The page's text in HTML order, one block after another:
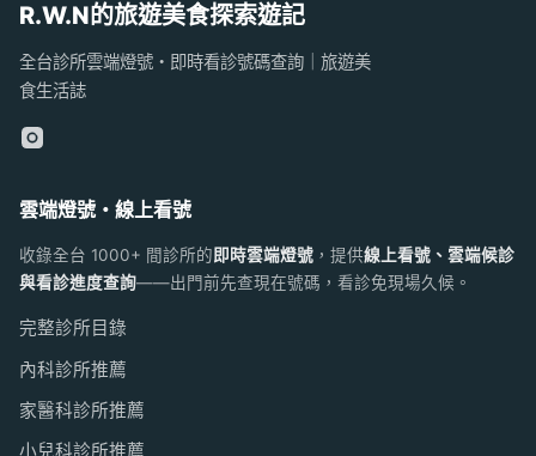
R.W.N的旅遊美食探索遊記
全台診所雲端燈號・即時看診號碼查詢｜旅遊美
食生活誌
雲端燈號・線上看號
收錄全台 1000+ 間診所的即時雲端燈號 ，提供線上看號、雲端候診
與看診進度查詢——出門前先查現在號碼，看診免現場久候。
完整診所目錄
內科診所推薦
家醫科診所推薦
小兒科診所推薦